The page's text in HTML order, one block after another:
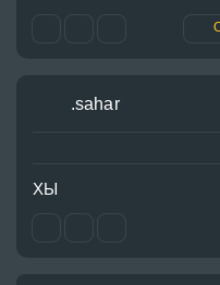
.sahar
ХЫ